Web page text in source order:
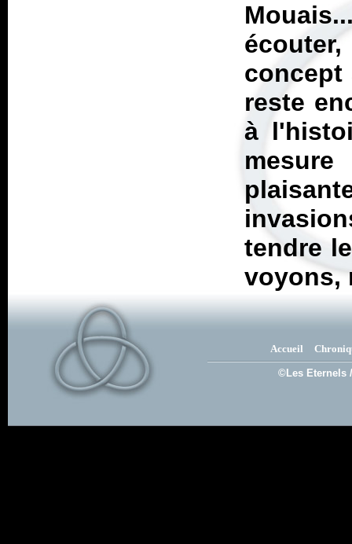
concept
reste
à
tendre
voyons,
Accueil
©Les Eternels